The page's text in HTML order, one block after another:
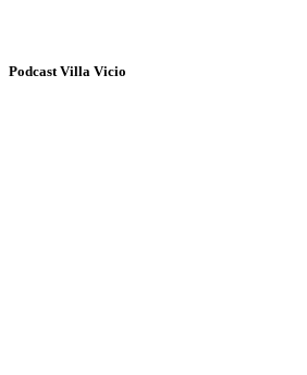
Podcast Villa Vicio